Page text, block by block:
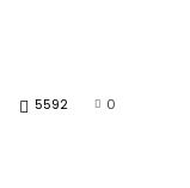
0
5592